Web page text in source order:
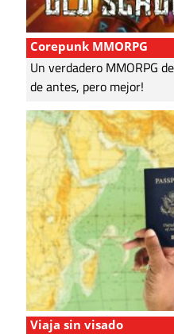
Corepunk MMORPG
Un verdadero MMORPG
de antes, pero mejor!
Viaja sin visado